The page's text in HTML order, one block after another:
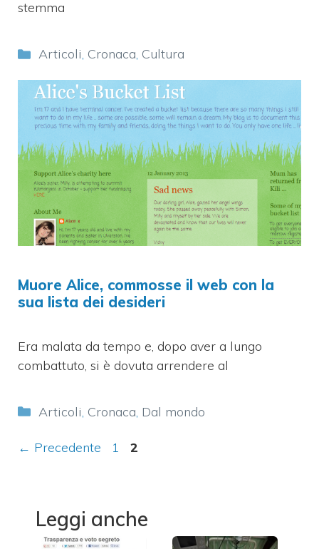
stemma
Categorie
Articoli, Cronaca, Cultura
Muore Alice, commosse il web con la
sua lista dei desideri
Era malata da tempo e, dopo aver a lungo
combattuto, si è dovuta arrendere al
Categorie
Articoli, Cronaca, Dal mondo
← Precedente Pagina
1 Pagina
2
Leggi anche